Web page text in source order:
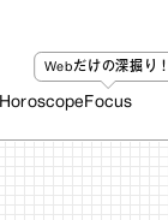
Horoscope
Webだけの深掘り！
Focus